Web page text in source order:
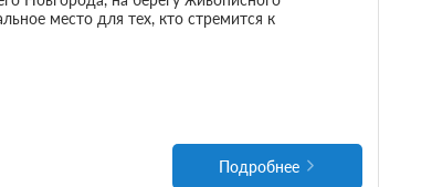
место для тех, кто стремится к
Подробнее